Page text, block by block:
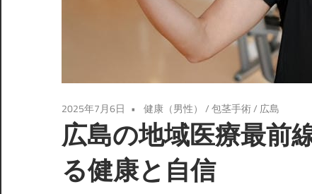
2025年7月6日 健康（男性） /包茎手術/広島
広島の地域医療最前
る健康と自信